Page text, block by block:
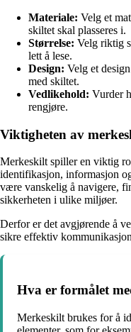
Materiale: Velg et
skiltet skal plasseres i.
Størrelse: Velg riktig
lett å lese.
Design: Velg et
med skiltet.
Vedlikehold: Vurder
rengjøre.
Viktigheten av
Merkeskilt spiller en viktig
identifikasjon, informasjon
være vanskelig å navigere,
sikkerheten i ulike miljøer.
Derfor er det avgjørende å
sikre effektiv
Hva er formålet
Merkeskilt brukes for å